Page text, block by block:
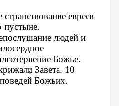
странствование евреев
пустыне.
людей и
Божье.
Завета. 10
Божьих.